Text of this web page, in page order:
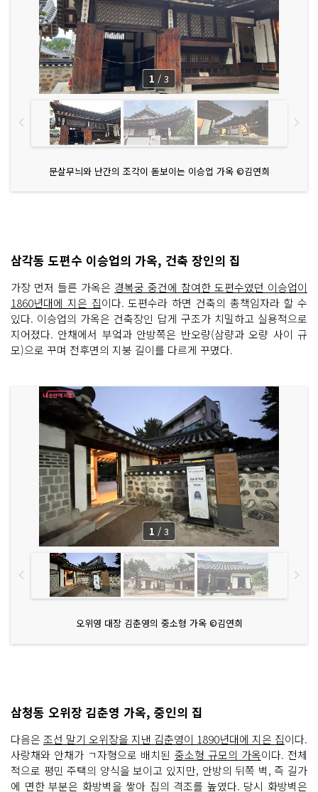
문살무늬와 난간의 조각이 돋보이는 이승업 가옥 ©김연희
1 / 3
삼각동 도편수 이승업의 가옥, 건축 장인의 집
가장 먼저 들른 가옥은 경복궁 중건에 참여한 도편수였던 이승업이
1860년대에 지은 집이다. 도편수라 하면 건축의 총책임자라 할 수
있다. 이승업의 가옥은 건축장인 답게 구조가 치밀하고 실용적으로
지어졌다. 안채에서 부엌과 안방쪽은 반오량(삼량과 오량 사이 규
모)으로 꾸며 전후면의 지붕 길이를 다르게 꾸몄다.
오위영 대장 김춘영의 중소형 가옥 ©김연희
1 / 3
삼청동 오위장 김춘영 가옥, 중인의 집
다음은 조선 말기 오위장을 지낸 김춘영이 1890년대에 지은 집이다.
사랑채와 안채가 ㄱ자형으로 배치된 중소형 규모의 가옥이다. 전체
적으로 평민 주택의 양식을 보이고 있지만, 안방의 뒤쪽 벽, 즉 길가
에 면한 부분은 화방벽을 쌓아 집의 격조를 높였다. 당시 화방벽은